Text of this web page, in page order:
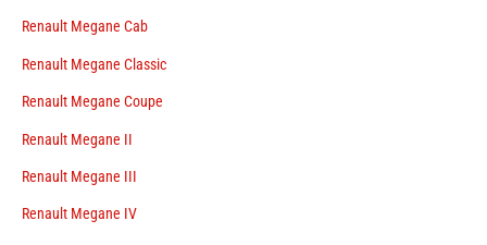
Renault Megane Cab
Renault Megane Classic
Renault Megane Coupe
Renault Megane II
Renault Megane III
Renault Megane IV